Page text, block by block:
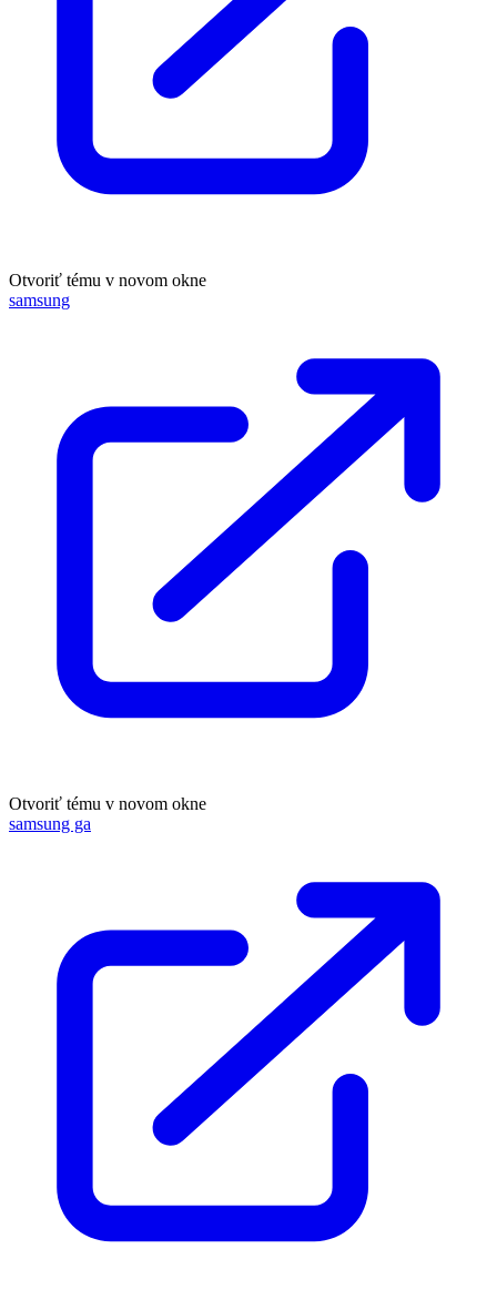
Otvoriť tému v novom okne
samsung
Otvoriť tému v novom okne
samsung ga